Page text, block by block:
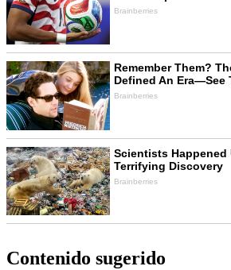
Contenido sugerido